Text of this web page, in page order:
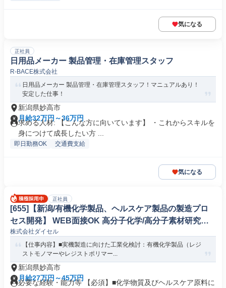
気になる
正社員
日用品メーカー 製品管理・在庫管理スタッフ
R-BACE株式会社
日用品メーカー 製品管理・在庫管理スタッフ！マニュアルあり！
安定した仕事！
新潟県妙高市
月給32万円～36万円
求める人材: 【こんな方に向いています】 ・これからスキルを
身につけて成長したい方 ...
即日勤務OK 交通費支給
気になる
正社員
[655]【新潟/有機化学製品、ヘルスケア製品の製造プロ
セス開発】 WEB面接OK 高分子化学/高分子素材研究開
発
株式会社ダイセル
【仕事内容】■実機製造に向けた工業化検討：有機化学製品（レジ
ストモノマーやレジストポリマー...
新潟県妙高市
月給27万円～45万円
必要な経験・能力等 【必須】■化学物質及びヘルスケア原料に